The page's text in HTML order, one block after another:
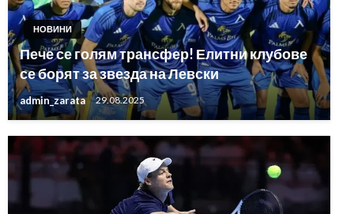
НОВИНИ
Пече се голям трансфер! Елитни клубове
се борят за звезда на Левски
admin_zarata 29.08.2025